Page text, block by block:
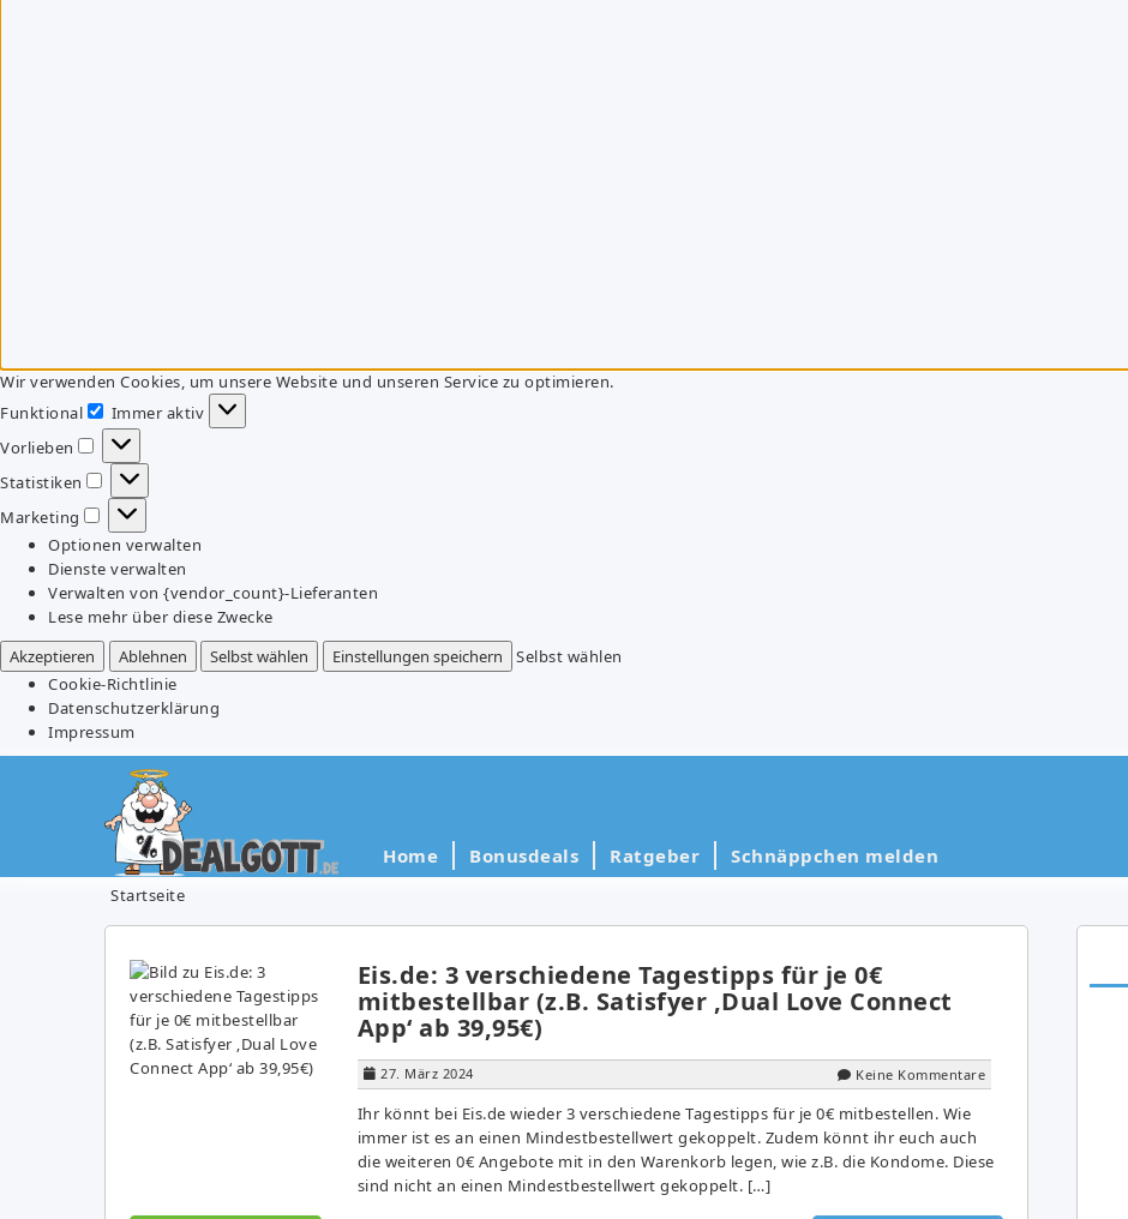
Wir verwenden Cookies, um unsere Website und unseren Service zu optimieren.
Funktional
Funktional
Immer aktiv
Vorlieben
Vorlieben
Statistiken
Statistiken
Marketing
Marketing
Optionen verwalten
Dienste verwalten
Verwalten von {vendor_count}-Lieferanten
Lese mehr über diese Zwecke
Akzeptieren
Ablehnen Selbst wählen Einstellungen speichern
Selbst wählen
Cookie-Richtlinie
Datenschutzerklärung
Impressum
Home Bonusdeals Ratgeber Schnäppchen melden
Startseite
Eis.de: 3 verschiedene Tagestipps für je 0€
mitbestellbar (z.B. Satisfyer ‚Dual Love Connect
App‘ ab 39,95€)
27. März 2024 Keine Kommentare
Ihr könnt bei Eis.de wieder 3 verschiedene Tagestipps für je 0€ mitbestellen. Wie
immer ist es an einen Mindestbestellwert gekoppelt. Zudem könnt ihr euch auch
die weiteren 0€ Angebote mit in den Warenkorb legen, wie z.B. die Kondome. Diese
sind nicht an einen Mindestbestellwert gekoppelt. […]